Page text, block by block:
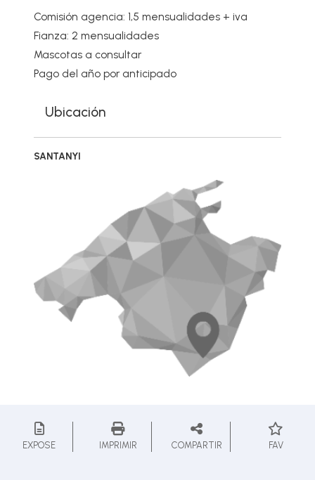
Comisión agencia: 1,5 mensualidades + iva
Fianza: 2 mensualidades
Mascotas a consultar
Pago del año por anticipado
Ubicación
SANTANYI
EXPOSE IMPRIMIR COMPARTIR FAV